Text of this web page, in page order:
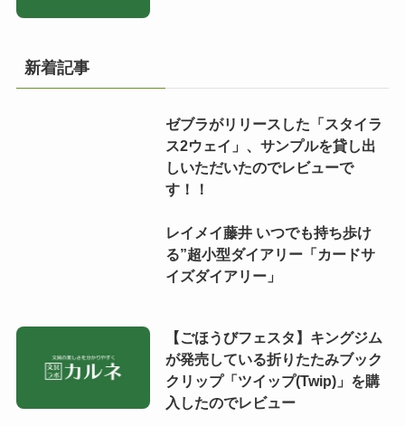
新着記事
ゼブラがリリースした「スタイラ
ス2ウェイ」、サンプルを貸し出
しいただいたのでレビューで
す！！
レイメイ藤井 いつでも持ち歩け
る”超小型ダイアリー「カードサ
イズダイアリー」
【ごほうびフェスタ】キングジム
が発売している折りたたみブック
クリップ「ツイップ(Twip)」を購
入したのでレビュー